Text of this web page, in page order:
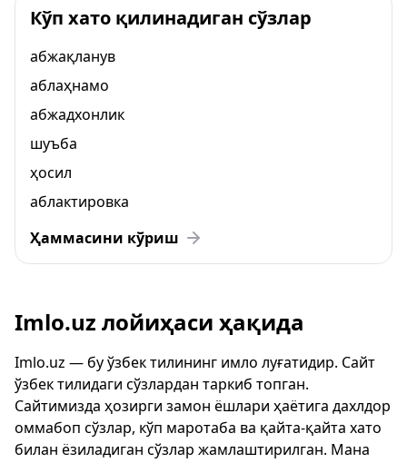
Кўп хато қилинадиган сўзлар
абжақланув
аблаҳнамо
абжадхонлик
шуъба
ҳосил
аблактировка
Ҳаммасини кўриш
Imlo.uz лойиҳаси ҳақида
Imlo.uz — бу ўзбек тилининг имло луғатидир. Сайт
ўзбек тилидаги сўзлардан таркиб топган.
Сайтимизда ҳозирги замон ёшлари ҳаётига дахлдор
оммабоп сўзлар, кўп маротаба ва қайта-қайта хато
билан ёзиладиган сўзлар жамлаштирилган. Мана